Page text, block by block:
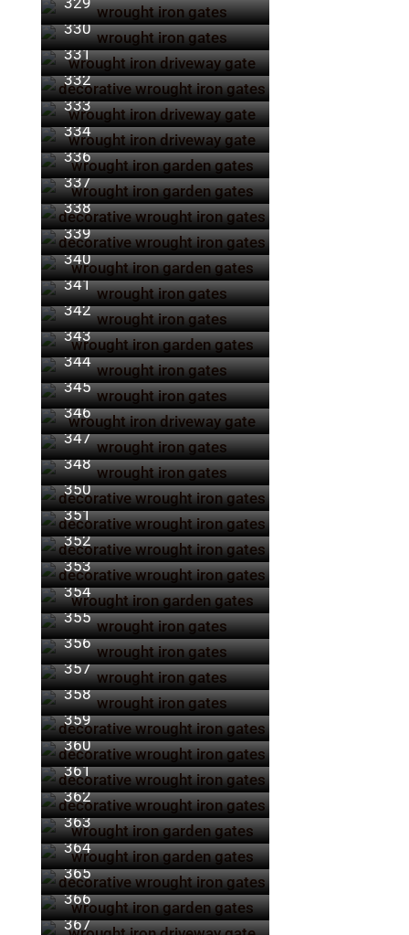
330
331
332
333
334
335
336
337
338
339
340
341
342
343
344
345
346
347
348
349
350
351
352
353
354
355
356
357
358
359
360
361
362
363
364
365
366
367